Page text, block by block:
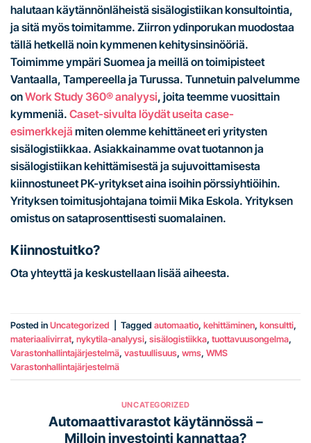
halutaan käytännönläheistä sisälogistiikan konsultointia,
ja sitä myös toimitamme. Ziirron ydinporukan muodostaa
tällä hetkellä noin kymmenen kehitysinsinööriä.
Toimimme ympäri Suomea ja meillä on toimipisteet
Vantaalla, Tampereella ja Turussa. Tunnetuin palvelumme
onWork Study 360® analyysi, joita teemme vuosittain
kymmeniä. Caset-sivulta löydät useita case-
esimerkkejä miten olemme kehittäneet eri yritysten
sisälogistiikkaa. Asiakkainamme ovat tuotannon ja
sisälogistiikan kehittämisestä ja sujuvoittamisesta
kiinnostuneet PK-yritykset aina isoihin pörssiyhtiöihin.
Yrityksen toimitusjohtajana toimii Mika Eskola. Yrityksen
omistus on sataprosenttisesti suomalainen.
Kiinnostuitko?
Ota yhteyttä ja keskustellaan lisää aiheesta.
Posted in Uncategorized Tagged automaatio, kehittäminen, konsultti,
materiaalivirrat, nykytila-analyysi, sisälogistiikka, tuottavuusongelma,
Varastonhallintajärjestelmä, vastuullisuus, wms, WMS
Varastonhallintajärjestelmä
UNCATEGORIZED
Automaattivarastot käytännössä –
Milloin investointi kannattaa?